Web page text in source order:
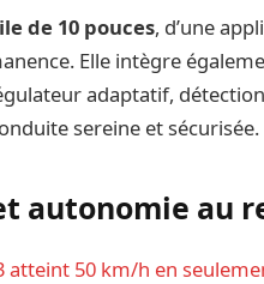
de 10 pouces, d’une
Elle intègre
adaptatif,
sereine et sécurisée.
autonomie au
atteint 50 km/h en